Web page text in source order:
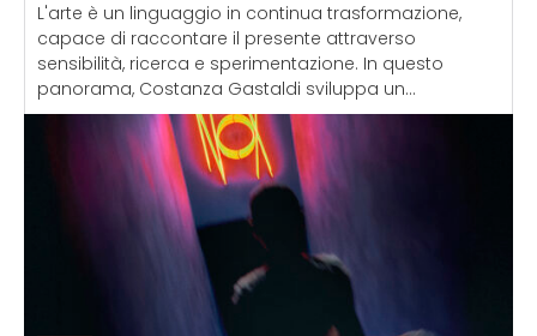
L'arte è un linguaggio in continua trasformazione,
capace di raccontare il presente attraverso
sensibilità, ricerca e sperimentazione. In questo
panorama, Costanza Gastaldi sviluppa un...